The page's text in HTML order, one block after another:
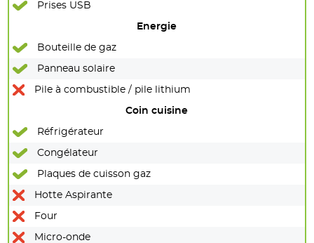
Prises USB
Energie
Bouteille de gaz
Panneau solaire
Pile à combustible / pile lithium
Coin cuisine
Réfrigérateur
Congélateur
Plaques de cuisson gaz
Hotte Aspirante
Four
Micro-onde